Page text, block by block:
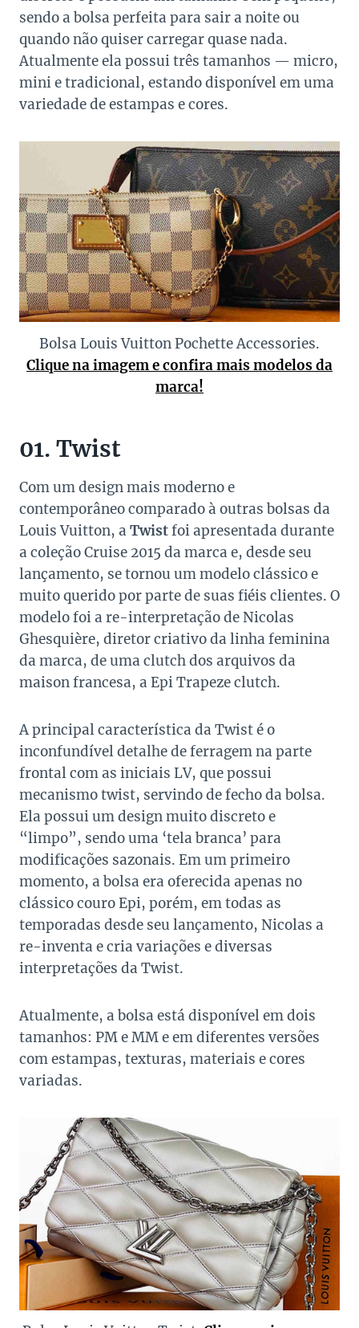
sendo a bolsa perfeita para sair a noite ou
quando não quiser carregar quase nada.
Atualmente ela possui três tamanhos — micro,
mini e tradicional, estando disponível em uma
variedade de estampas e cores.
Bolsa Louis Vuitton Pochette Accessories.
Clique na imagem e confira mais modelos da
marca!
01. Twist
Com um design mais moderno e
contemporâneo comparado à outras bolsas da
Louis Vuitton, a Twistfoi apresentada durante
a coleção Cruise 2015 da marca e, desde seu
lançamento, se tornou um modelo clássico e
muito querido por parte de suas fiéis clientes. O
modelo foi a re-interpretação de Nicolas
Ghesquière, diretor criativo da linha feminina
da marca, de uma clutch dos arquivos da
maison francesa, a Epi Trapeze clutch.
A principal característica da Twist é o
inconfundível detalhe de ferragem na parte
frontal com as iniciais LV, que possui
mecanismo twist, servindo de fecho da bolsa.
Ela possui um design muito discreto e
“limpo”, sendo uma ‘tela branca’ para
modificações sazonais. Em um primeiro
momento, a bolsa era oferecida apenas no
clássico couro Epi, porém, em todas as
temporadas desde seu lançamento, Nicolas a
re-inventa e cria variações e diversas
interpretações da Twist.
Atualmente, a bolsa está disponível em dois
tamanhos: PM e MM e em diferentes versões
com estampas, texturas, materiais e cores
variadas.